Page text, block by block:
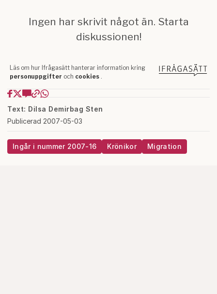
Text: Dilsa Demirbag Sten
Publicerad 2007-05-03
Ingår i nummer 2007-16 Krönikor Migration